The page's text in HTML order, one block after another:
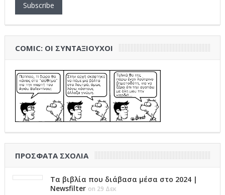
Subscribe
COMIC: ΟΙ ΣΥΝΤΑΞΙΟΎΧΟΙ
ΠΡΌΣΦΑΤΑ ΣΧΌΛΙΑ
Τα βιβλία που διάβασα μέσα στο 2024 |
Newsfilter on 29 Δεκ